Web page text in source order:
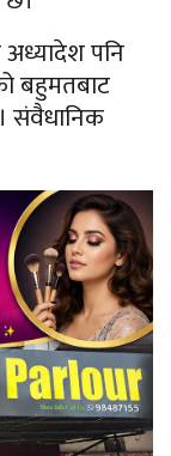
पनि
बहुमतबाट
संवैधानिक